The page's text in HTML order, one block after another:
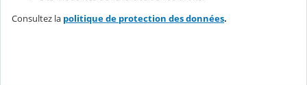
Consultez la politique de protection des données.